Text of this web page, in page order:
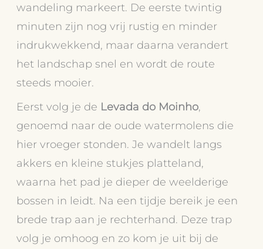
wandeling markeert. De eerste twintig
minuten zijn nog vrij rustig en minder
indrukwekkend, maar daarna verandert
het landschap snel en wordt de route
steeds mooier.
Eerst volg je de Levada do Moinho,
genoemd naar de oude watermolens die
hier vroeger stonden. Je wandelt langs
akkers en kleine stukjes platteland,
waarna het pad je dieper de weelderige
bossen in leidt. Na een tijdje bereik je een
brede trap aan je rechterhand. Deze trap
volg je omhoog en zo kom je uit bij de